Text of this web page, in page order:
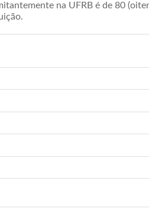
na UFRB é de 80